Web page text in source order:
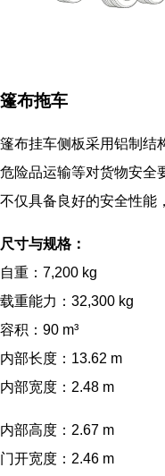
篷布拖车
篷布挂车侧板采用铝制结
危险品运输等对货物安全
不仅具备良好的安全性能
尺寸与规格：
自重：7,200 kg
载重能力：32,300 kg
容积：90 m³
内部长度：13.62 m
内部宽度：2.48 m
内部高度：2.67 m
门开宽度：2.46 m